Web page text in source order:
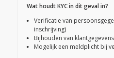
Wat houdt KYC in dit geval in?
Verificatie van
inschrijving)
Bijhouden van klantgegevens
Mogelijk een meldplicht bij